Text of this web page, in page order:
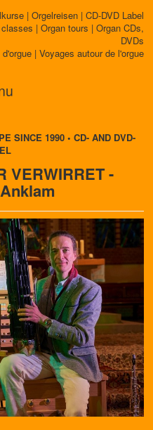
| Orgelreisen | CD-DVD Label
| Organ tours | Organ CDs,
DVDs
| Voyages autour de l'orgue
SINCE 1990 • CD- AND DVD-
VERWIRRET -